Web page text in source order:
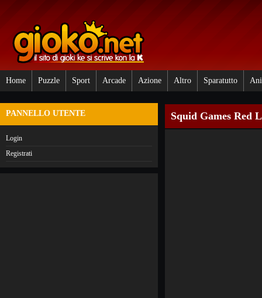
Home Puzzle Sport Arcade Azione Altro Sparatutto
PANNELLO UTENTE
Login
Registrati
Squid Games Red